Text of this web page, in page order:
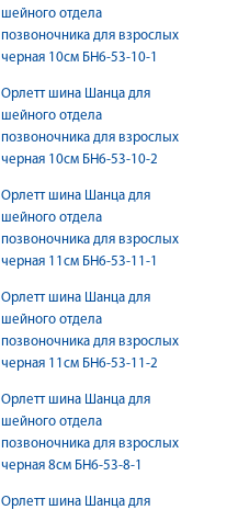
шейного отдела
позвоночника для взрослых
черная 10см БН6-53-10-1
Орлетт шина Шанца для
шейного отдела
позвоночника для взрослых
черная 10см БН6-53-10-2
Орлетт шина Шанца для
шейного отдела
позвоночника для взрослых
черная 11см БН6-53-11-1
Орлетт шина Шанца для
шейного отдела
позвоночника для взрослых
черная 11см БН6-53-11-2
Орлетт шина Шанца для
шейного отдела
позвоночника для взрослых
черная 8см БН6-53-8-1
Орлетт шина Шанца для